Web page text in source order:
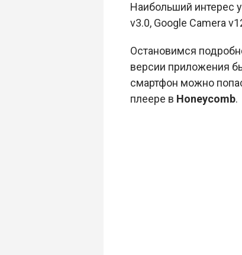
Наибольший интерес
v3.0, Google Camera
Остановимся
версии приложения
смартфон можно
плеере в Honeycomb.